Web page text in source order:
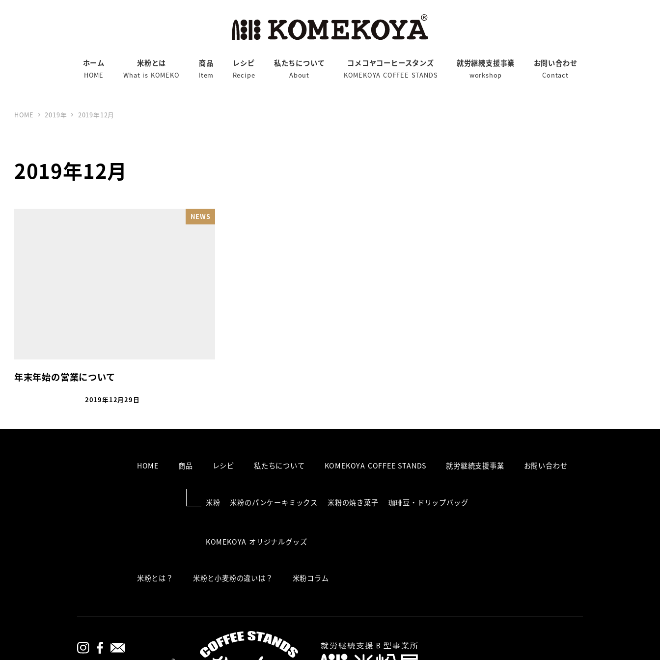
ホーム
HOME
米粉とは
What is KOMEKO
商品
Item
レシピ
Recipe
私たちについて
About
コメコヤコーヒースタンズ
KOMEKOYA COFFEE STANDS
就労継続支援事業
workshop
お問い合わせ
Contact
HOME 2019年 2019年12月
2019年12月
NEWS
年末年始の営業について
2019年12月29日
HOME 商品 レシピ 私たちについて KOMEKOYA COFFEE STANDS 就労継続支援事業 お問い合わせ
米粉 米粉のパンケーキミックス 米粉の焼き菓子 珈琲豆・ドリップバッグ
KOMEKOYA オリジナルグッズ
米粉とは？ 米粉と小麦粉の違いは？ 米粉コラム